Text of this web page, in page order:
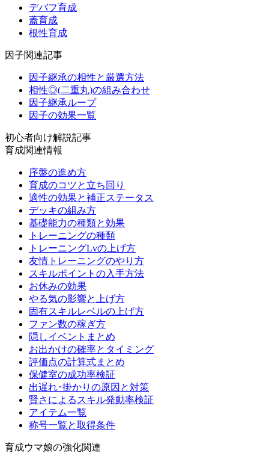
デバフ育成
蓋育成
根性育成
因子関連記事
因子継承の相性と厳選方法
相性◎(二重丸)の組み合わせ
因子継承ループ
因子の効果一覧
初心者向け解説記事
育成関連情報
序盤の進め方
育成のコツと立ち回り
適性の効果と補正ステータス
デッキの組み方
基礎能力の種類と効果
トレーニングの種類
トレーニングLvの上げ方
友情トレーニングのやり方
スキルポイントの入手方法
お休みの効果
やる気の影響と上げ方
固有スキルレベルの上げ方
ファン数の稼ぎ方
隠しイベントまとめ
お出かけの確率とタイミング
評価点の計算式まとめ
保健室の成功率検証
出遅れ･掛かりの原因と対策
賢さによるスキル発動率検証
アイテム一覧
称号一覧と取得条件
育成ウマ娘の強化関連